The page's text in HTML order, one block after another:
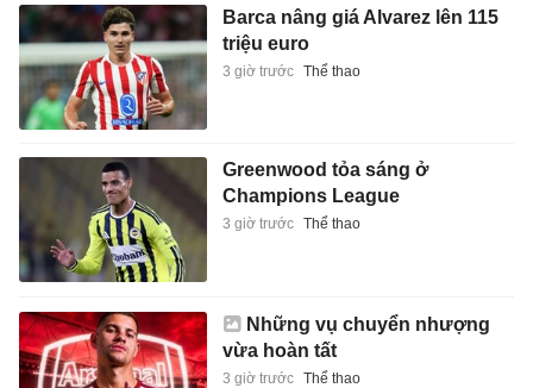
Barca nâng giá Alvarez lên 115
triệu euro
3 giờ trước Thể thao
Greenwood tỏa sáng ở
Champions League
3 giờ trước Thể thao
Những vụ chuyển nhượng
vừa hoàn tất
3 giờ trước Thể thao